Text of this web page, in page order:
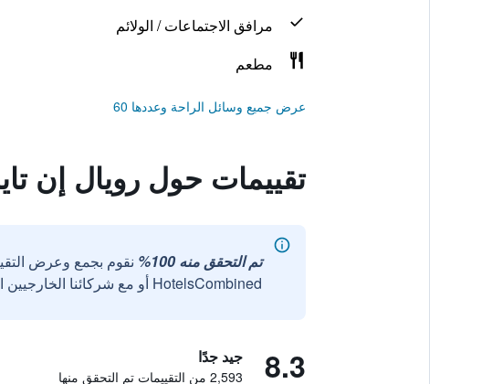
مرافق الاجتماعات / الولائم
مطعم
عرض جميع وسائل الراحة وعددها 60
تقييمات حول رويال إن
تم التحقق منه 100%
نقوم بجمع وعرض
HotelsCombined أو مع شركائنا الخارجيين الموثوقين.
8.3 جيد جدًا
2,593 من التقييمات تم التحقق منها